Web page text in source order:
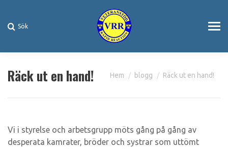
Search:
Sök
Räck ut en hand! You are here:
Hem blogg Räck ut en hand!
Vi i styrelse och arbetsgrupp möts gång på gång av
desperata kamrater, bröder och systrar som uttömt